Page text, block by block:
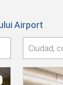
Airport